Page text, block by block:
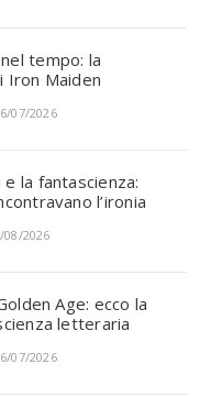
tempo: la
Iron Maiden
07/2026
e la fantascienza:
l’ironia
08/2026
Age: ecco la
letteraria
07/2026